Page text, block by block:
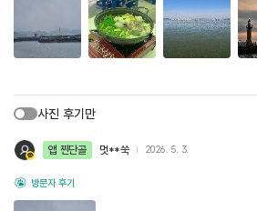
사진 후기만
앱 찐단골 멋**쑥 2026. 5. 3.
방문자 후기